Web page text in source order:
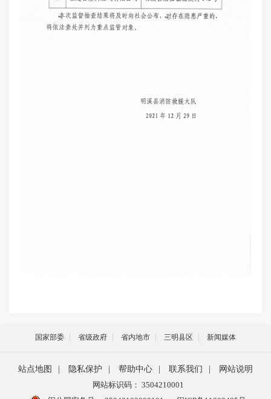
国家部委 省级政府 省内地市 三明县区 新闻媒体
站点地图 隐私保护 帮助中心 联系我们
网站说明
网站标识码： 3504210001